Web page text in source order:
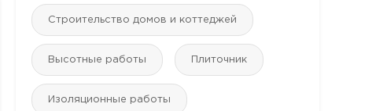
Строительство домов и коттеджей
Высотные работы Плиточник
Изоляционные работы